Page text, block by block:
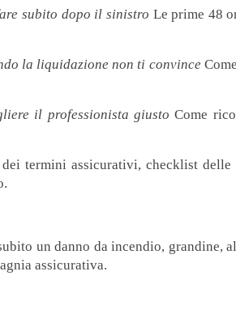
subito dopo il sinistro Le prime 48
la liquidazione non ti convince
il professionista giusto Come
dei termini assicurativi, checklist
un danno da incendio, grandine,
assicurativa.